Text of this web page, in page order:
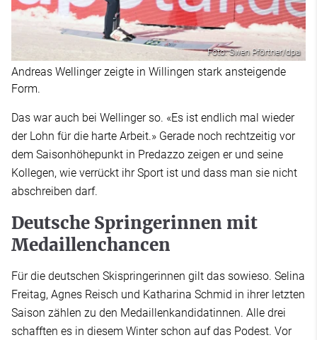
Foto: Swen Pförtner/dpa
Andreas Wellinger zeigte in Willingen stark ansteigende
Form.
Das war auch bei Wellinger so. «Es ist endlich mal wieder
der Lohn für die harte Arbeit.» Gerade noch rechtzeitig vor
dem Saisonhöhepunkt in Predazzo zeigen er und seine
Kollegen, wie verrückt ihr Sport ist und dass man sie nicht
abschreiben darf.
Deutsche Springerinnen mit
Medaillenchancen
Für die deutschen Skispringerinnen gilt das sowieso. Selina
Freitag, Agnes Reisch und Katharina Schmid in ihrer letzten
Saison zählen zu den Medaillenkandidatinnen. Alle drei
schafften es in diesem Winter schon auf das Podest. Vor